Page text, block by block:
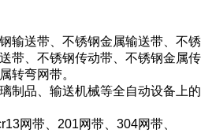
输送带、不锈钢金属输送带、不锈
带、不锈钢传动带、不锈钢金属传
转弯网带。
制品、输送机械等全自动设备上的
网带、201网带、304网带、